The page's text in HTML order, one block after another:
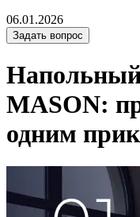
06.01.2026
Задать вопрос
MASON:
одним